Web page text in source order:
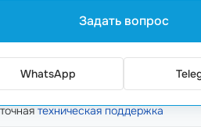
цена от 10 до 50 евро в месяц
планы или провайдера
техническая поддержка
Задать вопрос
WhatsApp